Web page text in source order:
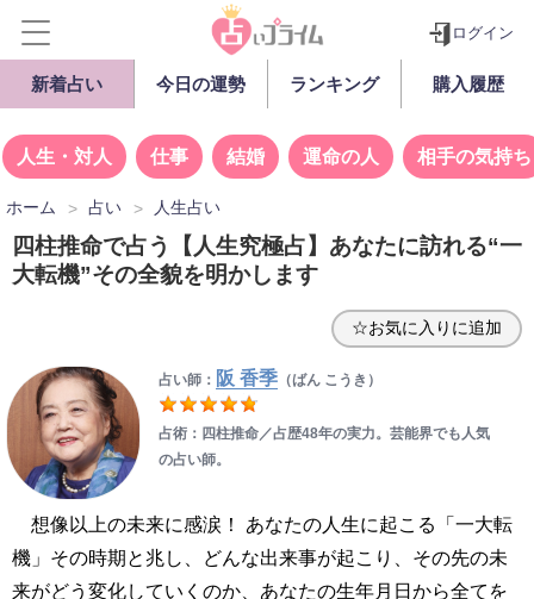
ログイン
新着占い 今日の運勢 ランキング 購入履歴
人生・対人 仕事 結婚 運命の人 相手の気持ち
ホーム 占い 人生占い
四柱推命で占う【人生究極占】あなたに訪れる“一
大転機”その全貌を明かします
☆お気に入りに追加
占い師： 阪 香季（ばん こうき）
占術：四柱推命／占歴48年の実力。芸能界でも人気
の占い師。
想像以上の未来に感涙！ あなたの人生に起こる「一大転
機」その時期と兆し、どんな出来事が起こり、その先の未
来がどう変化していくのか、あなたの生年月日から全てを